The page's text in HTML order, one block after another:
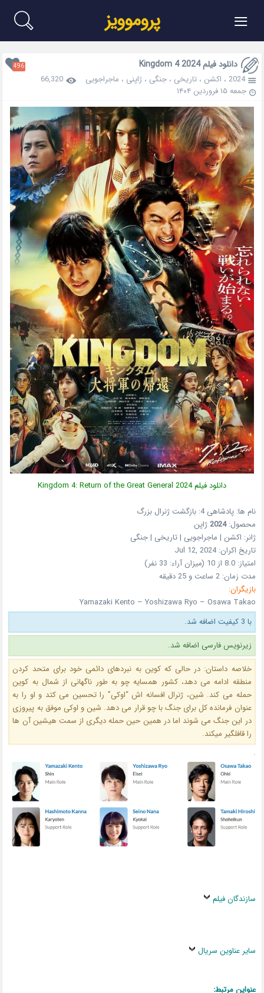
≡ پروموویز
دانلود فیلم Kingdom 4 2024 496
2024 ، اکشن ،تاریخی ،جنگی ،ژاپنی ، ماجراجویی
66,320
جمعه ۱۵ فروردین ۱۴۰۴
دانلود فیلم Kingdom 4: Return of the Great General 2024
نام ها: پادشاهی 4: بازگشت ژنرال بزرگ
محصول:2024 ژاپن
ژانر: اکشن | ماجراجویی | تاریخی | جنگی
تاریخ اکران:Jul 12, 2024
امتیاز:8.0 از 10 (میزان آراء: 33 نفر)
مدت زمان:2 ساعت و 25 دقیقه
بازیگران:
Yamazaki Kento – Yoshizawa Ryo – Osawa Takao
با 3 کیفیت اضافه شد.
زیرنویس فارسی اضافه شد.
خلاصه داستان: در حالی که کوین به نبردهای دائمی خود برای متحد کردن
منطقه ادامه می دهد، کشور همسایه چو به طور ناگهانی از شمال به کوین
حمله می کند. شین، ژنرال افسانه اش “اوکی” را تحسین می کتد و او را به
عنوان فرمانده کل برای جنگ با چو قرار می دهد. شین و اوکی موفق به پیروزی
در این جنگ می شوند اما در همین حین حمله دیگری از سمت هیشین آن ها
را قافلگیر میکند.
.
سازندگان فیلم
سایر عناوین سریال
عنواین مرتبط: